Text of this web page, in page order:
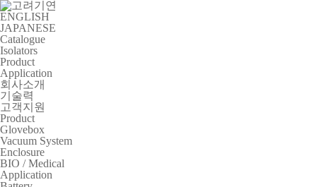
ENGLISH
JAPANESE
Catalogue
Isolators
Product
Application
회사소개
기술력
고객지원
Product
Glovebox
Vacuum System
Enclosure
BIO / Medical
Application